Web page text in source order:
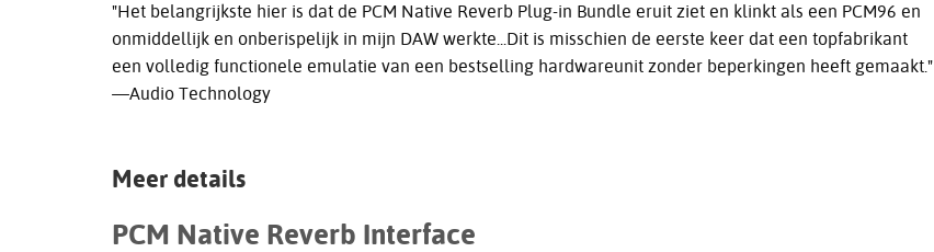
"Het belangrijkste hier is dat de PCM Native Reverb Plug-in Bundle eruit ziet en klinkt als een PCM96 en
onmiddellijk en onberispelijk in mijn DAW werkte...Dit is misschien de eerste keer dat een topfabrikant
een volledig functionele emulatie van een bestselling hardwareunit zonder beperkingen heeft gemaakt."
—Audio Technology
Meer details
PCM Native Reverb Interface